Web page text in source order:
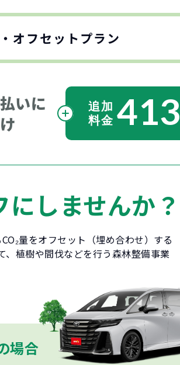
オフセットプラン
いに
413
しませんか？
量をオフセット（埋め合わせ）する
、植樹や間伐などを行う森林整備事業
場合